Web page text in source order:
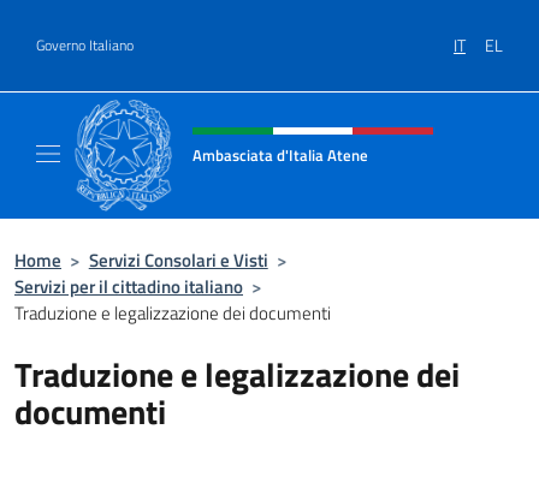
Governo Italiano IT EL
Intestazione sito, social e menù
Ambasciata d'Italia Atene
Home > Servizi Consolari e Visti >
Servizi per il cittadino italiano >
Traduzione e legalizzazione dei documenti
Traduzione e legalizzazione dei
documenti